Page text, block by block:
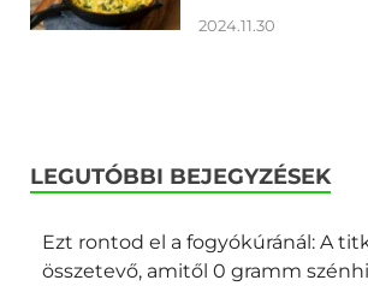
2024.11.30
LEGUTÓBBI BEJEGYZÉSEK
Ezt rontod el a fogyókúránál: A
összetevő, amitől 0 gramm